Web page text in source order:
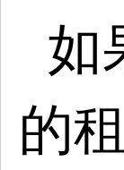
如
的